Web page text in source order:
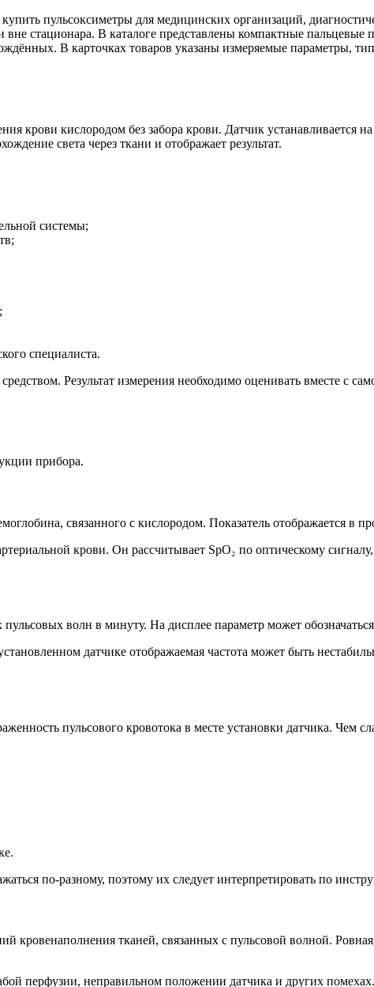
пульсоксиметры для медицинских организаций,
стационара. В каталоге представлены компактные
В карточках товаров указаны измеряемые параметры,
крови кислородом без забора крови. Датчик устанавливается
света через ткани и отображает результат.
системы;
специалиста.
Результат измерения необходимо оценивать вместе с
прибора.
связанного с кислородом. Показатель отображается в
крови. Он рассчитывает SpO₂ по оптическому
пульсовых волн в минуту. На дисплее параметр может
датчике отображаемая частота может быть
пульсового кровотока в месте установки датчика. Чем
по-разному, поэтому их следует интерпретировать по
кровенаполнения тканей, связанных с пульсовой волной.
перфузии, неправильном положении датчика и других помехах.